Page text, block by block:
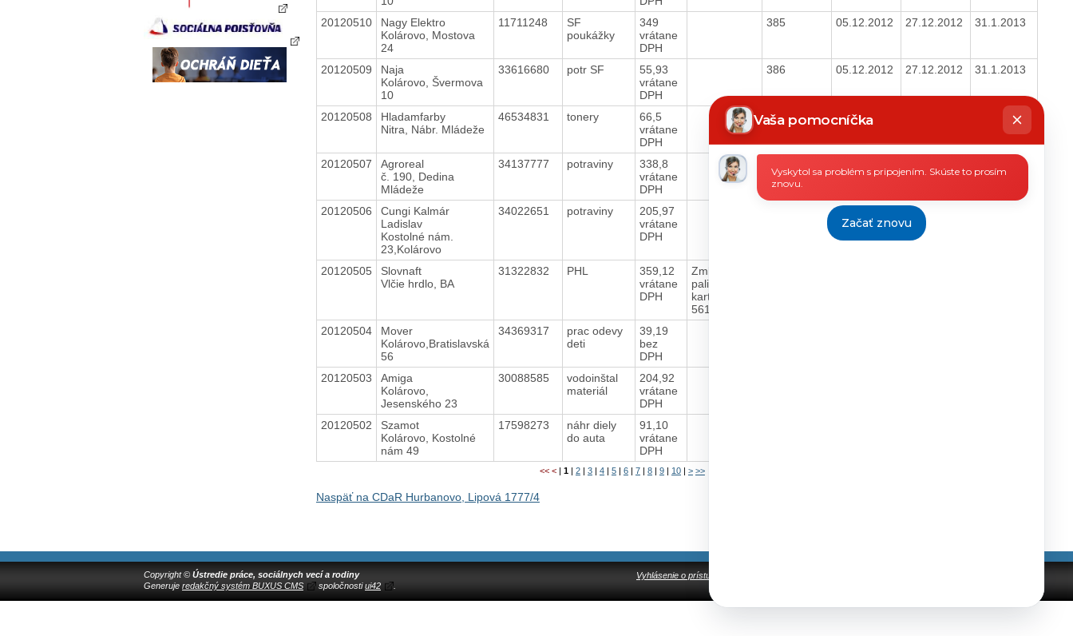
20120510
Nagy Elektro
Kolárovo, Mostova
24
11711248
SF
poukážky
349
vrátane
DPH
385 05.12.2012 27.12.2012 31.1.2013
20120509
Naja
Kolárovo, Švermova
10
33616680 potr SF
55,93
vrátane
DPH
386 05.12.2012 27.12.2012 31.1.2013
20120508
Hladamfarby
Nitra, Nábr. Mládeže
46534831 tonery
66,5
vrátane
DPH
393 05.12.2012 31.1.2013
20120507
Agroreal
č. 190, Dedina
Mládeže
34137777 potraviny
338,8
vrátane
DPH
31.1.2013
20120506
Cungi Kalmár
Ladislav
Kostolné nám.
23,Kolárovo
34022651 potraviny
205,97
vrátane
DPH
05.12.2012 21.12.2012
20120505
Slovnaft
Vlčie hrdlo, BA
31322832 PHL
359,12
vrátane
DPH
Zmluva o
palivových
kartách
5611863443
20120504
Mover
Kolárovo,Bratislavská
56
34369317
prac odevy
deti
39,19
bez
DPH
20120503
Amiga
Kolárovo,
Jesenského 23
30088585
vodoinštal
materiál
204,92
vrátane
DPH
20120502
Szamot
Kolárovo, Kostolné
nám 49
17598273
náhr diely
do auta
91,10
vrátane
DPH
<< <| 1| 2| 3| 4| 5| 6| 7| 8| 9| 10| > >>
Naspäť na CDaR Hurbanovo, Lipová 1777/4
Copyright © Ústredie práce, sociálnych vecí a rodiny Vyhlásenie o prístupnosti
Generuje redakčný systém BUXUS CMS spoločnostiui42
Vaša pomocníčka
Chatbot
píše
Vyskytol sa problém s pripojením. Skúste to prosím
znovu.
Začať znovu